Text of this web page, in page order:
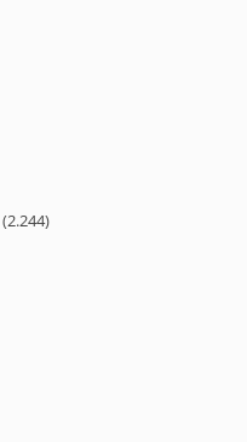
(2.244)